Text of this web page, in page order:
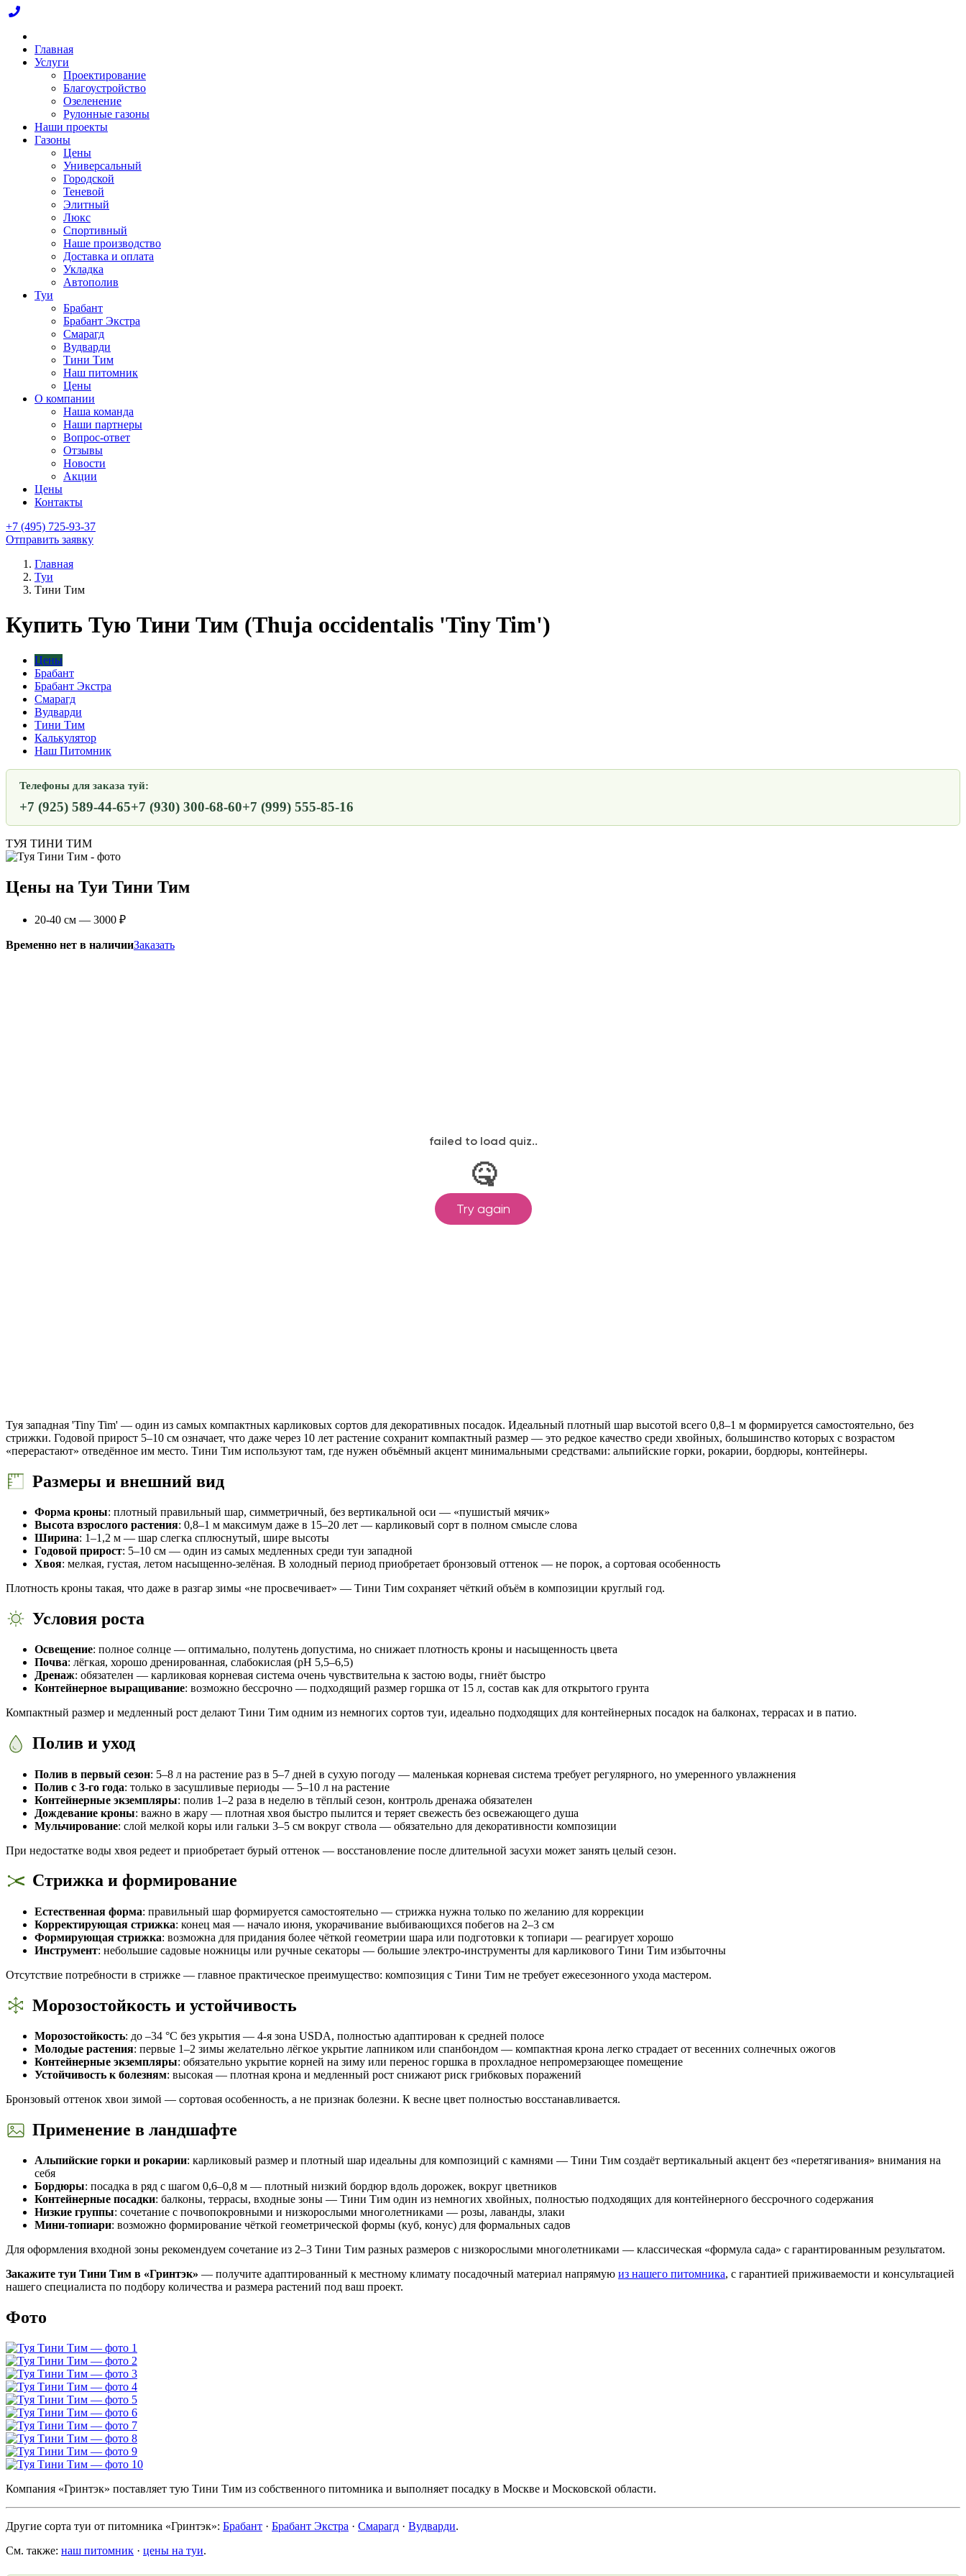
Главная
Услуги
Проектирование
Благоустройство
Озеленение
Рулонные газоны
Наши проекты
Газоны
Цены
Универсальный
Городской
Теневой
Элитный
Люкс
Спортивный
Наше производство
Доставка и оплата
Укладка
Автополив
Туи
Брабант
Брабант Экстра
Смарагд
Вудварди
Тини Тим
Наш питомник
Цены
О компании
Наша команда
Наши партнеры
Вопрос-ответ
Отзывы
Новости
Акции
Цены
Контакты
+7 (495) 725-93-37
Отправить заявку
Главная
Туи
Тини Тим
Купить Тую Тини Тим (Thuja occidentalis 'Tiny Tim')
Цены
Брабант
Брабант Экстра
Смарагд
Вудварди
Тини Тим
Калькулятор
Наш Питомник
Телефоны для заказа туй:
+7 (925) 589-44-65+7 (930) 300-68-60+7 (999) 555-85-16
ТУЯ ТИНИ ТИМ
Цены на Туи Тини Тим
20-40 см — 3000 ₽
Временно нет в наличииЗаказать
Туя западная 'Tiny Tim' — один из самых компактных карликовых сортов для декоративных посадок. Идеальный плотный шар высотой всего 0,8–1 м формируется самостоятельно, без
стрижки. Годовой прирост 5–10 см означает, что даже через 10 лет растение сохранит компактный размер — это редкое качество среди хвойных, большинство которых с возрастом
«перерастают» отведённое им место. Тини Тим используют там, где нужен объёмный акцент минимальными средствами: альпийские горки, рокарии, бордюры, контейнеры.
Размеры и внешний вид
Форма кроны: плотный правильный шар, симметричный, без вертикальной оси — «пушистый мячик»
Высота взрослого растения: 0,8–1 м максимум даже в 15–20 лет — карликовый сорт в полном смысле слова
Ширина: 1–1,2 м — шар слегка сплюснутый, шире высоты
Годовой прирост: 5–10 см — один из самых медленных среди туи западной
Хвоя: мелкая, густая, летом насыщенно-зелёная. В холодный период приобретает бронзовый оттенок — не порок, а сортовая особенность
Плотность кроны такая, что даже в разгар зимы «не просвечивает» — Тини Тим сохраняет чёткий объём в композиции круглый год.
Условия роста
Освещение: полное солнце — оптимально, полутень допустима, но снижает плотность кроны и насыщенность цвета
Почва: лёгкая, хорошо дренированная, слабокислая (pH 5,5–6,5)
Дренаж: обязателен — карликовая корневая система очень чувствительна к застою воды, гниёт быстро
Контейнерное выращивание: возможно бессрочно — подходящий размер горшка от 15 л, состав как для открытого грунта
Компактный размер и медленный рост делают Тини Тим одним из немногих сортов туи, идеально подходящих для контейнерных посадок на балконах, террасах и в патио.
Полив и уход
Полив в первый сезон: 5–8 л на растение раз в 5–7 дней в сухую погоду — маленькая корневая система требует регулярного, но умеренного увлажнения
Полив с 3-го года: только в засушливые периоды — 5–10 л на растение
Контейнерные экземпляры: полив 1–2 раза в неделю в тёплый сезон, контроль дренажа обязателен
Дождевание кроны: важно в жару — плотная хвоя быстро пылится и теряет свежесть без освежающего душа
Мульчирование: слой мелкой коры или гальки 3–5 см вокруг ствола — обязательно для декоративности композиции
При недостатке воды хвоя редеет и приобретает бурый оттенок — восстановление после длительной засухи может занять целый сезон.
Стрижка и формирование
Естественная форма: правильный шар формируется самостоятельно — стрижка нужна только по желанию для коррекции
Корректирующая стрижка: конец мая — начало июня, укорачивание выбивающихся побегов на 2–3 см
Формирующая стрижка: возможна для придания более чёткой геометрии шара или подготовки к топиари — реагирует хорошо
Инструмент: небольшие садовые ножницы или ручные секаторы — большие электро-инструменты для карликового Тини Тим избыточны
Отсутствие потребности в стрижке — главное практическое преимущество: композиция с Тини Тим не требует ежесезонного ухода мастером.
Морозостойкость и устойчивость
Морозостойкость: до –34 °С без укрытия — 4-я зона USDA, полностью адаптирован к средней полосе
Молодые растения: первые 1–2 зимы желательно лёгкое укрытие лапником или спанбондом — компактная крона легко страдает от весенних солнечных ожогов
Контейнерные экземпляры: обязательно укрытие корней на зиму или перенос горшка в прохладное непромерзающее помещение
Устойчивость к болезням: высокая — плотная крона и медленный рост снижают риск грибковых поражений
Бронзовый оттенок хвои зимой — сортовая особенность, а не признак болезни. К весне цвет полностью восстанавливается.
Применение в ландшафте
Альпийские горки и рокарии: карликовый размер и плотный шар идеальны для композиций с камнями — Тини Тим создаёт вертикальный акцент без «перетягивания» внимания на
себя
Бордюры: посадка в ряд с шагом 0,6–0,8 м — плотный низкий бордюр вдоль дорожек, вокруг цветников
Контейнерные посадки: балконы, террасы, входные зоны — Тини Тим один из немногих хвойных, полностью подходящих для контейнерного бессрочного содержания
Низкие группы: сочетание с почвопокровными и низкорослыми многолетниками — розы, лаванды, злаки
Мини-топиари: возможно формирование чёткой геометрической формы (куб, конус) для формальных садов
Для оформления входной зоны рекомендуем сочетание из 2–3 Тини Тим разных размеров с низкорослыми многолетниками — классическая «формула сада» с гарантированным результатом.
Закажите туи Тини Тим в «Гринтэк» — получите адаптированный к местному климату посадочный материал напрямую из нашего питомника, с гарантией приживаемости и консультацией
нашего специалиста по подбору количества и размера растений под ваш проект.
Фото
Компания «Гринтэк» поставляет тую Тини Тим из собственного питомника и выполняет посадку в Москве и Московской области.
Другие сорта туи от питомника «Гринтэк»: Брабант · Брабант Экстра · Смарагд · Вудварди.
См. также: наш питомник · цены на туи.